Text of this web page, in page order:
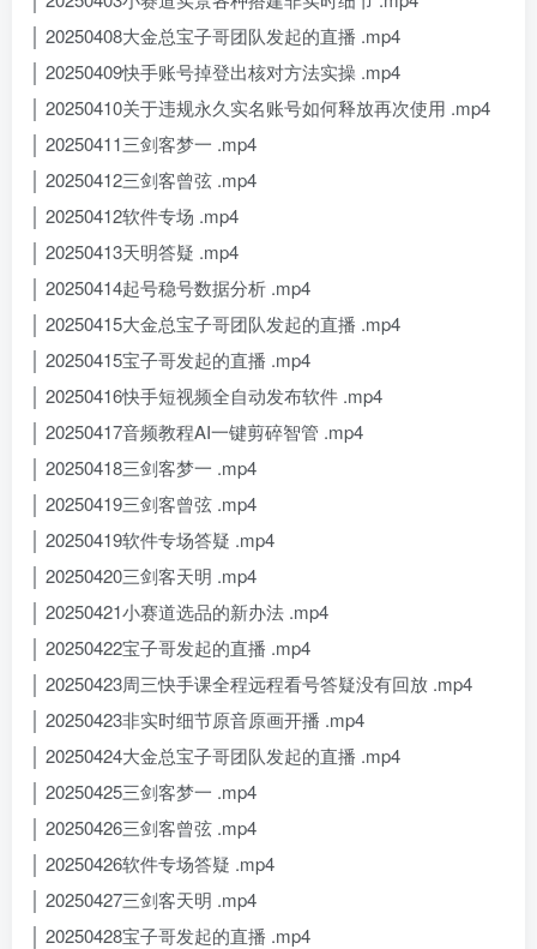
│ 20250408大金总宝子哥团队发起的直播 .mp4
│ 20250409快手账号掉登出核对方法实操 .mp4
│ 20250410关于违规永久实名账号如何释放再次使用 .mp4
│ 20250411三剑客梦一 .mp4
│ 20250412三剑客曾弦 .mp4
│ 20250412软件专场 .mp4
│ 20250413天明答疑 .mp4
│ 20250414起号稳号数据分析 .mp4
│ 20250415大金总宝子哥团队发起的直播 .mp4
│ 20250415宝子哥发起的直播 .mp4
│ 20250416快手短视频全自动发布软件 .mp4
│ 20250417音频教程AI一键剪碎智管 .mp4
│ 20250418三剑客梦一 .mp4
│ 20250419三剑客曾弦 .mp4
│ 20250419软件专场答疑 .mp4
│ 20250420三剑客天明 .mp4
│ 20250421小赛道选品的新办法 .mp4
│ 20250422宝子哥发起的直播 .mp4
│ 20250423周三快手课全程远程看号答疑没有回放 .mp4
│ 20250423非实时细节原音原画开播 .mp4
│ 20250424大金总宝子哥团队发起的直播 .mp4
│ 20250425三剑客梦一 .mp4
│ 20250426三剑客曾弦 .mp4
│ 20250426软件专场答疑 .mp4
│ 20250427三剑客天明 .mp4
│ 20250428宝子哥发起的直播 .mp4